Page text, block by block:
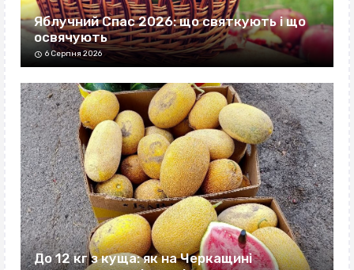
Яблучний Спас 2026: що святкують і що
освячують
6 Серпня 2026
До 12 кг з куща: як на Черкащині